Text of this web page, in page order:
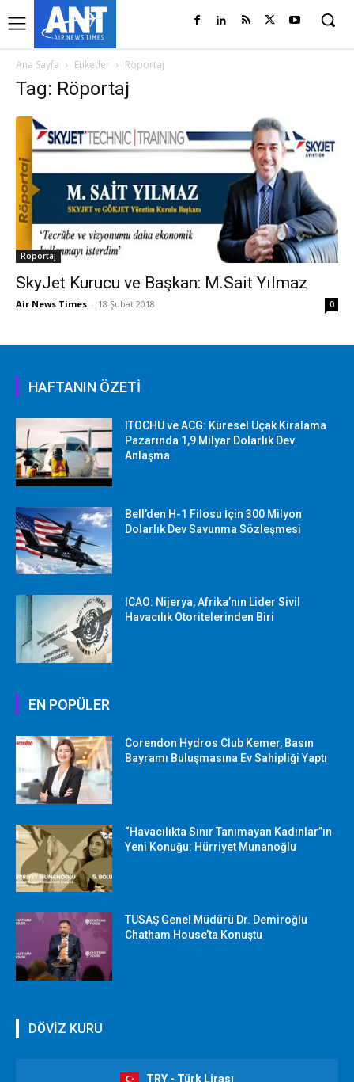
Ana Sayfa Etiketler Röportaj
Tag: Röportaj
Röportaj
SkyJet Kurucu ve Başkan: M.Sait Yılmaz
Air News Times - 18 Şubat 2018 0
HAFTANIN ÖZETİ
ITOCHU ve ACG: Küresel Uçak Kiralama
Pazarında 1,9 Milyar Dolarlık Dev
Anlaşma
Bell’den H-1 Filosu İçin 300 Milyon
Dolarlık Dev Savunma Sözleşmesi
ICAO: Nijerya, Afrika’nın Lider Sivil
Havacılık Otoritelerinden Biri
EN POPÜLER
Corendon Hydros Club Kemer, Basın
Bayramı Buluşmasına Ev Sahipliği Yaptı
“Havacılıkta Sınır Tanımayan Kadınlar”ın
Yeni Konuğu: Hürriyet Munanoğlu
TUSAŞ Genel Müdürü Dr. Demiroğlu
Chatham House’ta Konuştu
DÖVİZ KURU
TRY - Türk Lirası